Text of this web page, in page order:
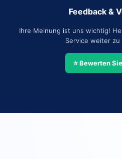
Feedback &
Ihre Meinung ist uns wichtig!
Service weiter
⭐ Bewerten